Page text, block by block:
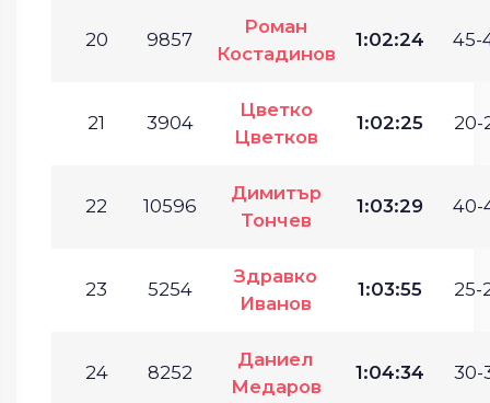
20 9857
Роман
Костадинов
1:02:24 45-
21 3904
Цветко
Цветков
1:02:25 20-
22 10596
Димитър
Тончев
1:03:29 40-
23 5254
Здравко
Иванов
1:03:55 25-
24 8252
Даниел
Медаров
1:04:34 30-